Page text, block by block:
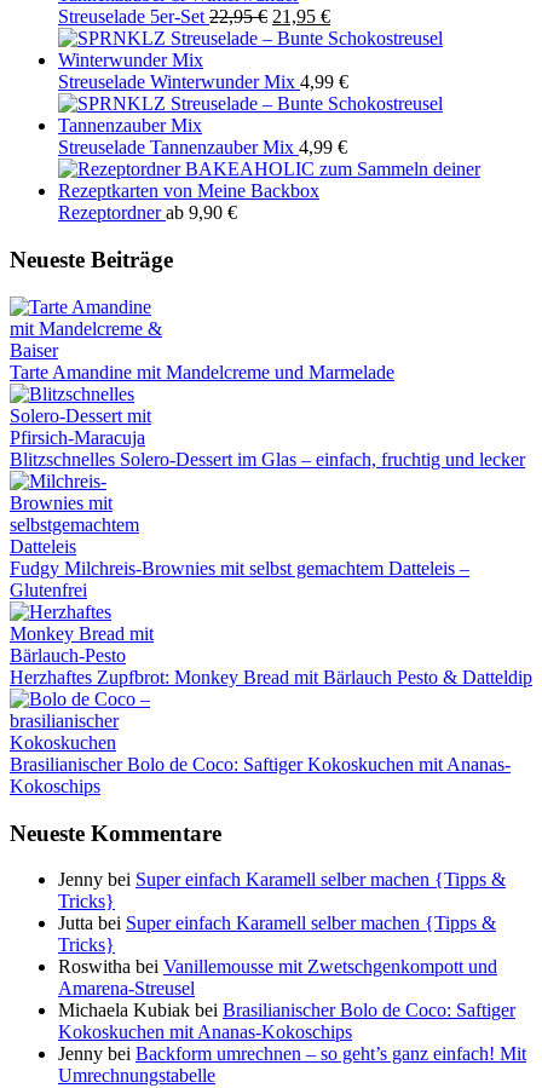
Streuselade 5er-Set 22,95€ Ursprünglicher
Preis
22,95 €
21,95 €Aktueller
Preis
21,95 €.
Streuselade Winterwunder Mix 4,99 €
Streuselade Tannenzauber Mix 4,99 €
Rezeptordner ab 9,90 €
Neueste Beiträge
Tarte Amandine mit Mandelcreme und Marmelade
Blitzschnelles Solero-Dessert im Glas – einfach, fruchtig und lecker
Fudgy Milchreis-Brownies mit selbst gemachtem Datteleis –
Glutenfrei
Herzhaftes Zupfbrot: Monkey Bread mit Bärlauch Pesto & Datteldip
Brasilianischer Bolo de Coco: Saftiger Kokoskuchen mit Ananas-
Kokoschips
Neueste Kommentare
Jenny bei Super einfach Karamell selber machen {Tipps &
Tricks}
Jutta bei Super einfach Karamell selber machen {Tipps &
Tricks}
Roswitha bei Vanillemousse mit Zwetschgenkompott und
Amarena-Streusel
Michaela Kubiak bei Brasilianischer Bolo de Coco: Saftiger
Kokoskuchen mit Ananas-Kokoschips
Jenny bei Backform umrechnen – so geht’s ganz einfach! Mit
Umrechnungstabelle